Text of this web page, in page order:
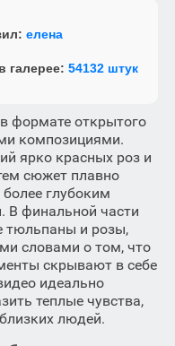
елена
галерее: 54132 штук
формате открытого
композициями.
ярко красных роз и
сюжет плавно
глубоким
финальной части
тюльпаны и розы,
словами о том, что
скрывают в себе
идеально
теплые чувства,
людей.